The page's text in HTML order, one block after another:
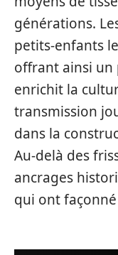
générations.
petits-enfants
offrant ainsi
enrichit la
transmission
dans la
Au-delà des
ancrages
qui ont